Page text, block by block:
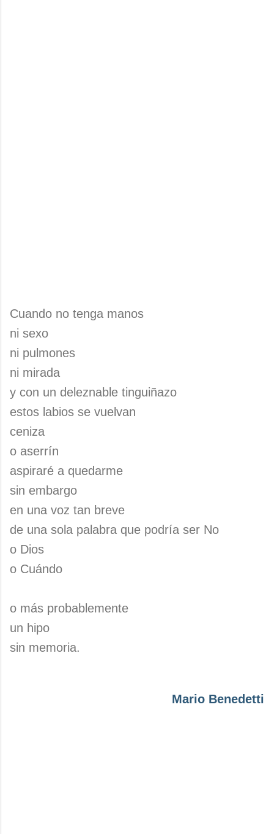
Cuando no tenga manos
ni sexo
ni pulmones
ni mirada
y con un deleznable tinguiñazo
estos labios se vuelvan
ceniza
o aserrín
aspiraré a quedarme
sin embargo
en una voz tan breve
de una sola palabra que podría ser No
o Dios
o Cuándo
o más probablemente
un hipo
sin memoria.
Mario Benedetti